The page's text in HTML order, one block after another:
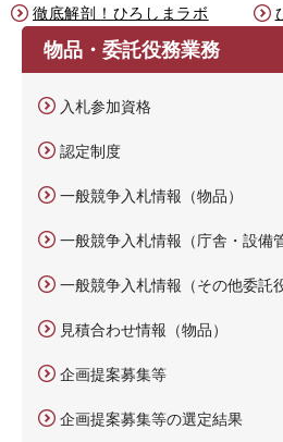
徹底解剖！ひろしまラボ
物品・委託役務業務
入札参加資格
認定制度
一般競争入札情報（物品）
一般競争入札情報（庁舎・設備
一般競争入札情報（その他委託
見積合わせ情報（物品）
企画提案募集等
企画提案募集等の選定結果